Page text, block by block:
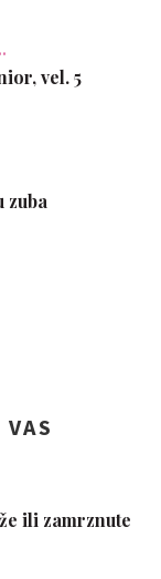
vel. 5
zuba